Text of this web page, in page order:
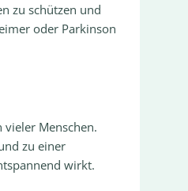
zu schützen und
oder Parkinson
Menschen.
zu einer
wirkt.